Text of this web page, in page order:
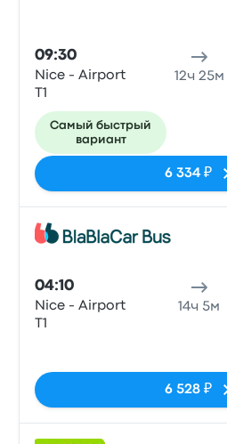
09:30
Nice - Airport
T1
12ч 25м
Самый быстрый
вариант
6 334 ₽
04:10
Nice - Airport
T1
14ч 5м
6 528 ₽